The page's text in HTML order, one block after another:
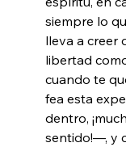
siempre lo
lleva a creer
libertad
cuando te
fea esta
dentro,
sentido!—, y